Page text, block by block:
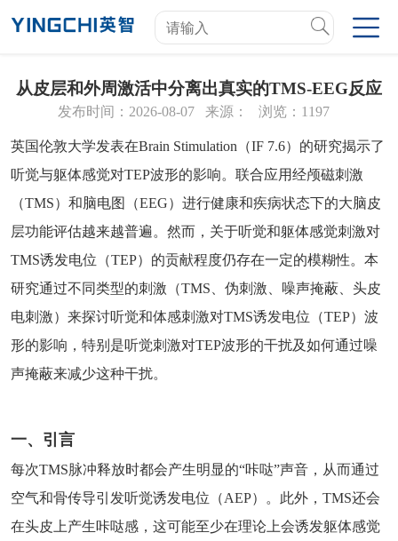
从皮层和外周激活中分离出真实的TMS-EEG反应
发布时间：2026-08-07 来源： 浏览：1197
英国伦敦大学发表在Brain Stimulation（IF 7.6）的研究揭示了
听觉与躯体感觉对TEP波形的影响。 联合应用经颅磁刺激
（TMS）和脑电图（EEG）进行健康和疾病状态下的大脑皮
层功能评估越来越普遍。然而，关于听觉和躯体感觉刺激对
TMS诱发电位（TEP）的贡献程度仍存在一定的模糊性。本
研究通过不同类型的刺激（TMS、伪刺激、噪声掩蔽、头皮
电刺激）来探讨听觉和体感刺激对TMS诱发电位（TEP）波
形的影响，特别是听觉刺激对TEP波形的干扰及如何通过噪
声掩蔽来减少这种干扰。
一、引言
每次TMS脉冲释放时都会产生明显的“咔哒”声音，从而通过
空气和骨传导引发听觉诱发电位（AEP）。此外，TMS还会
在头皮上产生咔哒感，这可能至少在理论上会诱发躯体感觉